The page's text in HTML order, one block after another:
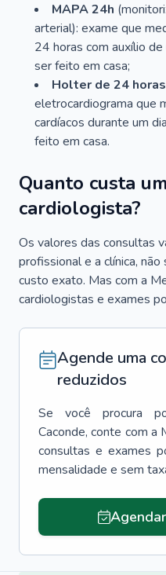
MAPA 24h
arterial): exame que
24 horas com auxílio
ser feito em casa;
Holter de 24
eletrocardiograma que
cardíacos durante um
feito em casa.
Quanto custa
cardiologista?
Os valores das consultas
profissional e a clínica,
custo exato. Mas com a
cardiologistas e exames
Agende uma
reduzidos
Se você procura
Caconde, conte com a
consultas e exames
mensalidade e sem